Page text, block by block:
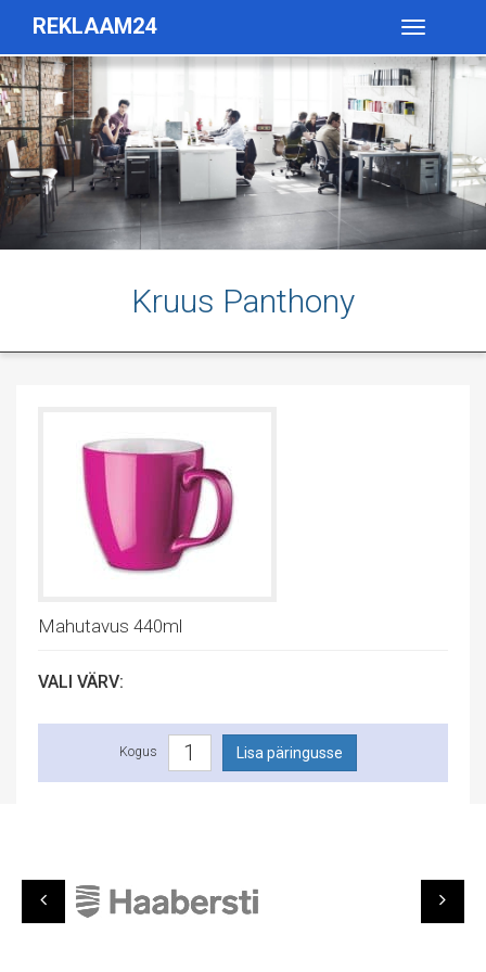
REKLAAM24
Toggle
Kruus Panthony
Mahutavus 440ml
VALI VÄRV:
Kogus